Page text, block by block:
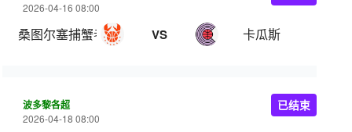
2026-04-16 08:00
桑图尔塞捕蟹者 VS 卡瓜斯
波多黎各超
2026-04-18 08:00
已结束